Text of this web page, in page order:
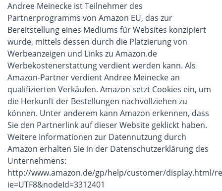
Andree Meinecke ist Teilnehmer des
Partnerprogramms von Amazon EU, das zur
Bereitstellung eines Mediums für Websites konzipiert
wurde, mittels dessen durch die Platzierung von
Werbeanzeigen und Links zu Amazon.de
Werbekostenerstattung verdient werden kann. Als
Amazon-Partner verdient Andree Meinecke an
qualifizierten Verkäufen. Amazon setzt Cookies ein, um
die Herkunft der Bestellungen nachvollziehen zu
können. Unter anderem kann Amazon erkennen, dass
Sie den Partnerlink auf dieser Website geklickt haben.
Weitere Informationen zur Datennutzung durch
Amazon erhalten Sie in der Datenschutzerklärung des
Unternehmens:
http://www.amazon.de/gp/help/customer/display.html/
ie=UTF8&nodeId=3312401